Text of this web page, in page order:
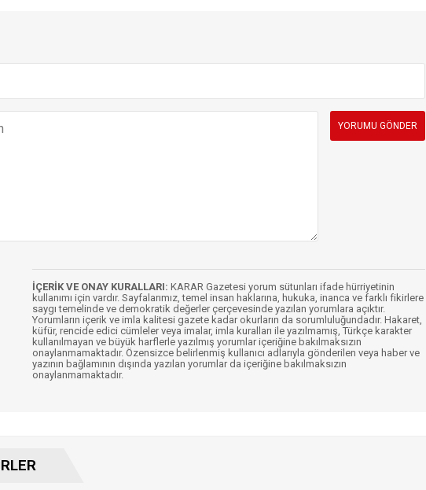
İÇERİK VE ONAY KURALLARI: KARAR Gazetesi yorum sütunları ifade hürriyetinin
kullanımı için vardır. Sayfalarımız, temel insan haklarına, hukuka, inanca ve farklı fikirlere
saygı temelinde ve demokratik değerler çerçevesinde yazılan yorumlara açıktır.
Yorumların içerik ve imla kalitesi gazete kadar okurların da sorumluluğundadır. Hakaret,
küfür, rencide edici cümleler veya imalar, imla kuralları ile yazılmamış, Türkçe karakter
kullanılmayan ve büyük harflerle yazılmış yorumlar içeriğine bakılmaksızın
onaylanmamaktadır. Özensizce belirlenmiş kullanıcı adlarıyla gönderilen veya haber ve
yazının bağlamının dışında yazılan yorumlar da içeriğine bakılmaksızın
onaylanmamaktadır.